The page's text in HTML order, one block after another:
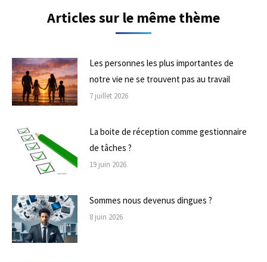
Articles sur le même thème
Les personnes les plus importantes de
notre vie ne se trouvent pas au travail
7 juillet 2026
La boite de réception comme gestionnaire
de tâches ?
19 juin 2026
Sommes nous devenus dingues ?
8 juin 2026